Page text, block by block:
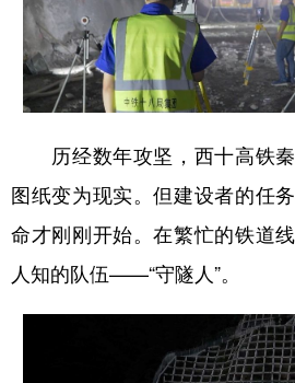
历经数年攻坚，西十高铁秦
图纸变为现实。但建设者的任
命才刚刚开始。在繁忙的铁道
人知的队伍——“守隧人”。